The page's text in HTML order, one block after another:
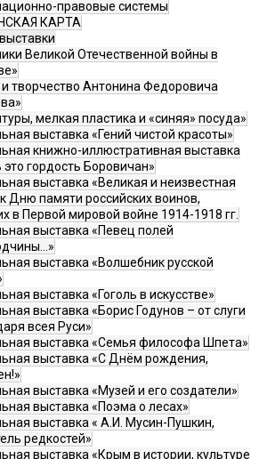
правовые системы
КАРТА
Великой Отечественной войны в
творчество Антонина Федоровича
мелкая пластика и «синяя» посуда»
выставка «Гений чистой красоты»
книжно-иллюстративная выставка
это гордость Боровичан»
выставка «Великая и неизвестная
Дню памяти российских воинов,
в Первой мировой войне 1914-1918 гг.
выставка «Певец полей
выставка «Волшебник русской
выставка «Гоголь в искусстве»
выставка «Борис Годунов – от слуги
всея Руси»
выставка «Семья философа Шпета»
выставка «С Днём рождения,
выставка «Музей и его создатели»
выставка «Поэма о лесах»
выставка « А.И. Мусин-Пушкин,
редкостей»
выставка «Крым в истории, культуре